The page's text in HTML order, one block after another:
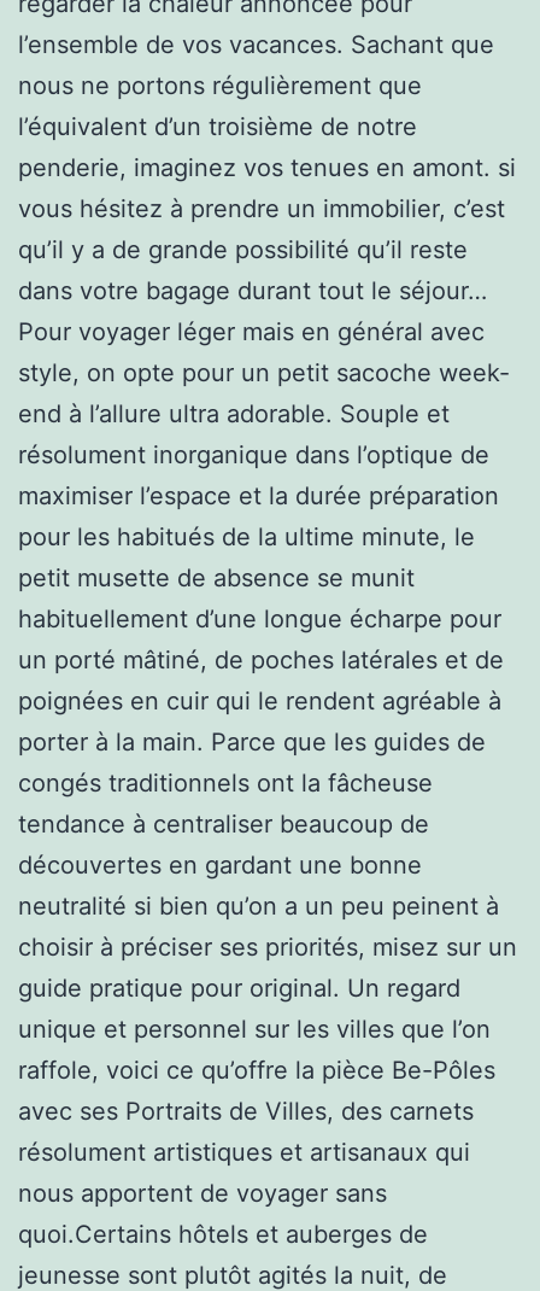
l’ensemble de vos vacances. Sachant que
nous ne portons régulièrement que
l’équivalent d’un troisième de notre
penderie, imaginez vos tenues en amont. si
vous hésitez à prendre un immobilier, c’est
qu’il y a de grande possibilité qu’il reste
dans votre bagage durant tout le séjour…
Pour voyager léger mais en général avec
style, on opte pour un petit sacoche week-
end à l’allure ultra adorable. Souple et
résolument inorganique dans l’optique de
maximiser l’espace et la durée préparation
pour les habitués de la ultime minute, le
petit musette de absence se munit
habituellement d’une longue écharpe pour
un porté mâtiné, de poches latérales et de
poignées en cuir qui le rendent agréable à
porter à la main. Parce que les guides de
congés traditionnels ont la fâcheuse
tendance à centraliser beaucoup de
découvertes en gardant une bonne
neutralité si bien qu’on a un peu peinent à
choisir à préciser ses priorités, misez sur un
guide pratique pour original. Un regard
unique et personnel sur les villes que l’on
raffole, voici ce qu’offre la pièce Be-Pôles
avec ses Portraits de Villes, des carnets
résolument artistiques et artisanaux qui
nous apportent de voyager sans
quoi.Certains hôtels et auberges de
jeunesse sont plutôt agités la nuit, de